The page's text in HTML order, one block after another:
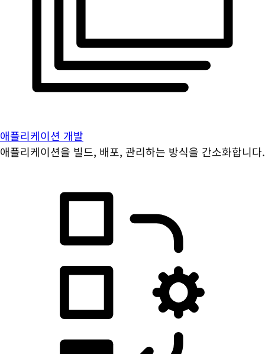
애플리케이션 개발
애플리케이션을 빌드, 배포, 관리하는 방식을 간소화합니다.